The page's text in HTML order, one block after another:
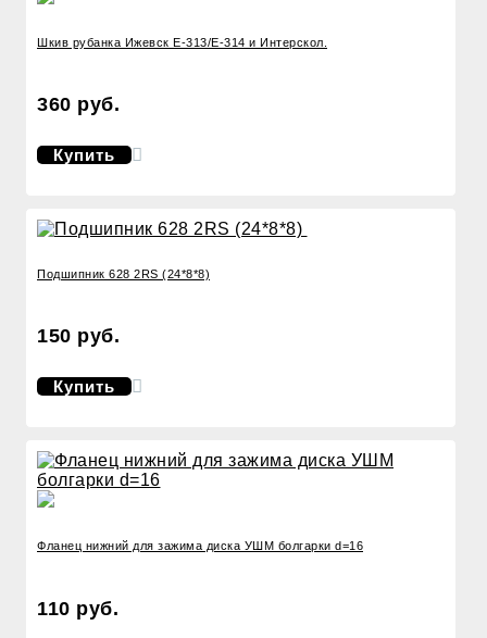
Шкив рубанка Ижевск Е-313/Е-314 и Интерскол.
360 руб.
Купить
Подшипник 628 2RS (24*8*8)
150 руб.
Купить
Фланец нижний для зажима диска УШМ болгарки d=16
110 руб.